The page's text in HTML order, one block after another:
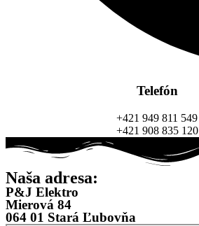
Telefón
+421 949 811 549
+421 908 835 120
Naša adresa:
P&J Elektro
Mierová 84
064 01 Stará Ľubovňa